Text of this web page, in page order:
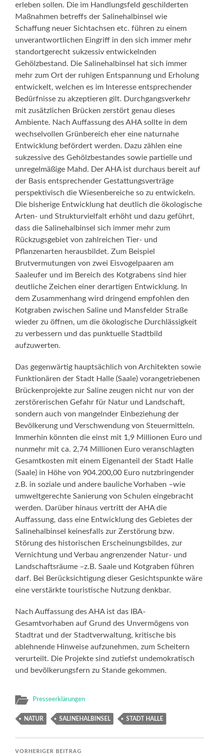
erleben sollen. Die im Handlungsfeld geschilderten
Maßnahmen betreffs der Salinehalbinsel wie
Schaffung neuer Sichtachsen etc. führen zu einem
unverantwortlichen Eingriff in den sich immer mehr
standortgerecht sukzessiv entwickelnden
Gehölzbestand. Die Salinehalbinsel hat sich immer
mehr zum Ort der ruhigen Entspannung und Erholung
entwickelt, welchen es im Interesse entsprechender
Bedürfnisse zu akzeptieren gilt. Durchgangsverkehr
mit zusätzlichen Brücken zerstört genau dieses
Ambiente. Nach Auffassung des AHA sollte in dem
wechselvollen Grünbereich eher eine naturnahe
Entwicklung befördert werden. Dazu zählen eine
sukzessive des Gehölzbestandes sowie partielle und
unregelmäßige Mahd. Der AHA ist durchaus bereit auf
der Basis entsprechender Gestattungsverträge
perspektivisch die Wiesenbereiche so zu entwickeln.
Die bisherige Entwicklung hat deutlich die ökologische
Arten- und Strukturvielfalt erhöht und dazu geführt,
dass die Salinehalbinsel sich immer mehr zum
Rückzugsgebiet von zahlreichen Tier- und
Pflanzenarten herausbildet. Zum Beispiel
Brutvermutungen von zwei Eisvogelpaaren am
Saaleufer und im Bereich des Kotgrabens sind hier
deutliche Zeichen einer derartigen Entwicklung. In
dem Zusammenhang wird dringend empfohlen den
Kotgraben zwischen Saline und Mansfelder Straße
wieder zu öffnen, um die ökologische Durchlässigkeit
zu verbessern und das punktuelle Stadtbild
aufzuwerten.
Das gegenwärtig hauptsächlich von Architekten sowie
Funktionären der Stadt Halle (Saale) vorangetriebenen
Brückenprojekte zur Saline zeugen nicht nur von der
zerstörerischen Gefahr für Natur und Landschaft,
sondern auch von mangelnder Einbeziehung der
Bevölkerung und Verschwendung von Steuermitteln.
Immerhin könnten die einst mit 1,9 Millionen Euro und
nunmehr mit ca. 2,74 Millionen Euro veranschlagten
Gesamtkosten mit einem Eigenanteil der Stadt Halle
(Saale) in Höhe von 904.200,00 Euro nutzbringender
z.B. in soziale und andere bauliche Vorhaben –wie
umweltgerechte Sanierung von Schulen eingebracht
werden. Darüber hinaus vertritt der AHA die
Auffassung, dass eine Entwicklung des Gebietes der
Salinehalbinsel keinesfalls zur Zerstörung bzw.
Störung des historischen Erscheinungsbildes, zur
Vernichtung und Verbau angrenzender Natur- und
Landschaftsräume –z.B. Saale und Kotgraben führen
darf. Bei Berücksichtigung dieser Gesichtspunkte wäre
eine verstärkte touristische Nutzung denkbar.
Nach Auffassung des AHA ist das IBA-
Gesamtvorhaben auf Grund des Unvermögens von
Stadtrat und der Stadtverwaltung, kritische bis
ablehnende Hinweise aufzunehmen, zum Scheitern
verurteilt. Die Projekte sind zutiefst undemokratisch
und bevölkerungsfern zu Stande gekommen.
Presseerklärungen
NATUR SALINEHALBINSEL STADT HALLE
VORHERIGER BEITRAG